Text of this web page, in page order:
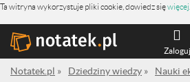
Ta witryna wykorzystuje pliki cookie, dowiedz sięwięcej
Zaloguj
Notatek.pl » Dziedziny wiedzy » Nauki